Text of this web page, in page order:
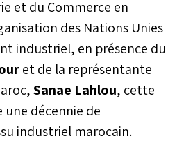
et du Commerce en
des Nations Unies
industriel, en présence du
et de la représentante
Sanae Lahlou, cette
décennie de
industriel marocain.